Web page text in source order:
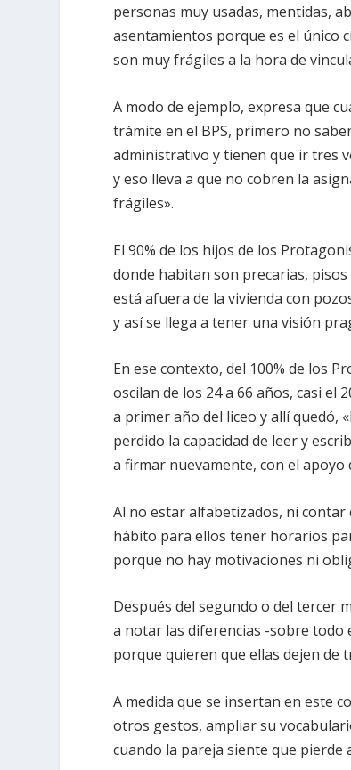
personas muy usadas, mentidas,
asentamientos porque es el único
son muyfrágiles a la hora de
A modo de ejemplo, expresa que
trámite en el BPS, primero no
administrativo y tienen que ir tres
y eso lleva a que no cobren la
frágiles».
El90% de los hijos de los
donde habitan son precarias, pisos
está afuera de la vivienda con
y así se llega a tener una visión
En ese contexto, del 100% de los
oscilan de los 24 a 66 años, casi el
a primer año del liceo y allí quedó,
perdido la capacidad de leer y
a firmar nuevamente, con el apoyo
Al no estar alfabetizados, ni
hábito para ellos tener horarios
porque no hay motivaciones ni
Después del segundo o del tercer
a notar las diferencias -sobre todo
porque quieren que ellas dejen de
A medida que se insertan en este
otros gestos, ampliar su
cuando la pareja siente que